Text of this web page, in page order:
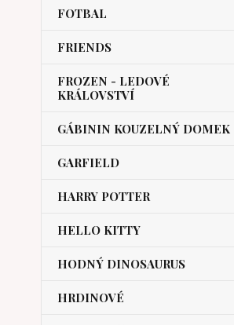
FOTBAL
FRIENDS
FROZEN - LEDOVÉ
KRÁLOVSTVÍ
GÁBININ KOUZELNÝ DOMEK
GARFIELD
HARRY POTTER
HELLO KITTY
HODNÝ DINOSAURUS
HRDINOVÉ